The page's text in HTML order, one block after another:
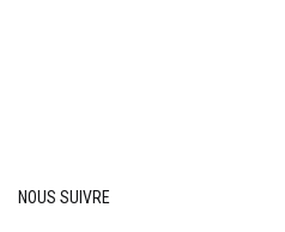
NOUS SUIVRE